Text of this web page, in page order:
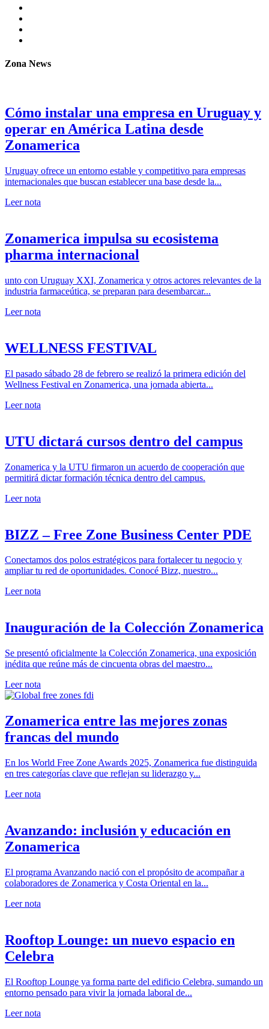
Zona News
Cómo instalar una empresa en Uruguay y
operar en América Latina desde
Zonamerica
Uruguay ofrece un entorno estable y competitivo para empresas
internacionales que buscan establecer una base desde la...
Leer nota
Zonamerica impulsa su ecosistema
pharma internacional
unto con Uruguay XXI, Zonamerica y otros actores relevantes de la
industria farmaceútica, se preparan para desembarcar...
Leer nota
WELLNESS FESTIVAL
El pasado sábado 28 de febrero se realizó la primera edición del
Wellness Festival en Zonamerica, una jornada abierta...
Leer nota
UTU dictará cursos dentro del campus
Zonamerica y la UTU firmaron un acuerdo de cooperación que
permitirá dictar formación técnica dentro del campus.
Leer nota
BIZZ – Free Zone Business Center PDE
Conectamos dos polos estratégicos para fortalecer tu negocio y
ampliar tu red de oportunidades. Conocé Bizz, nuestro...
Leer nota
Inauguración de la Colección Zonamerica
Se presentó oficialmente la Colección Zonamerica, una exposición
inédita que reúne más de cincuenta obras del maestro...
Leer nota
Zonamerica entre las mejores zonas
francas del mundo
En los World Free Zone Awards 2025, Zonamerica fue distinguida
en tres categorías clave que reflejan su liderazgo y...
Leer nota
Avanzando: inclusión y educación en
Zonamerica
El programa Avanzando nació con el propósito de acompañar a
colaboradores de Zonamerica y Costa Oriental en la...
Leer nota
Rooftop Lounge: un nuevo espacio en
Celebra
El Rooftop Lounge ya forma parte del edificio Celebra, sumando un
entorno pensado para vivir la jornada laboral de...
Leer nota